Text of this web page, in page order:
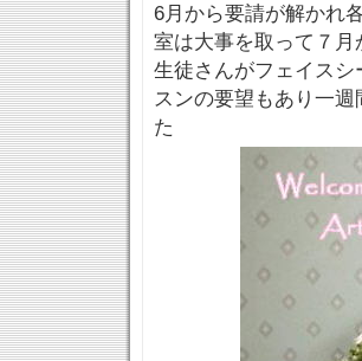
6月から要請が解かれ
室は大事を取って７月
生徒さんがフェイス
スンの要望もあり一
た